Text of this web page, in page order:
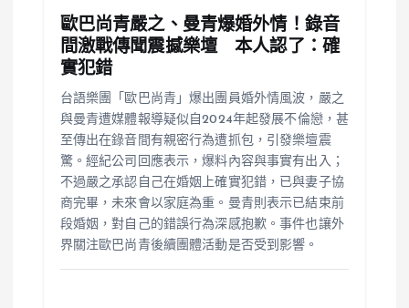
歐巴尚青嚴之、曼青爆婚外情！錄音
間激戰傳聞震撼樂壇 本人認了：確
實犯錯
台語樂團「歐巴尚青」爆出團員婚外情風波，嚴之
與曼青遭媒體報導疑似自2024年起發展不倫戀，甚
至傳出在錄音間有親密行為遭抓包，引發樂壇震
驚。經紀公司回應表示，爆料內容與事實有出入；
不過嚴之承認自己在婚姻上確實犯錯，已與妻子協
商完畢，未來會以家庭為重。曼青則表示已結束前
段婚姻，對自己的錯誤行為深感抱歉。事件也讓外
界關注歐巴尚青後續團體活動是否受到影響。